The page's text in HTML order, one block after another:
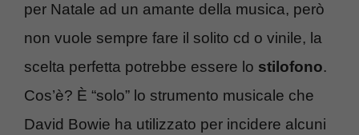
per Natale ad un amante della musica, però
non vuole sempre fare il solito cd o vinile, la
scelta perfetta potrebbe essere lo stilofono.
Cos’è? È “solo” lo strumento musicale che
David Bowie ha utilizzato per incidere alcuni